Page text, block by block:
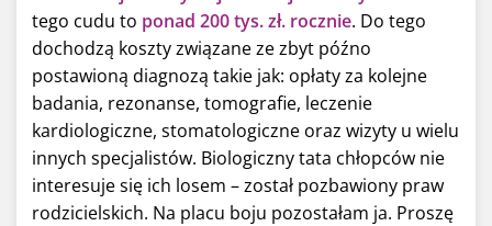
tego cudu to ponad 200 tys. zł. rocznie. Do tego
dochodzą koszty związane ze zbyt późno
postawioną diagnozą takie jak: opłaty za kolejne
badania, rezonanse, tomografie, leczenie
kardiologiczne, stomatologiczne oraz wizyty u wielu
innych specjalistów. Biologiczny tata chłopców nie
interesuje się ich losem – został pozbawiony praw
rodzicielskich. Na placu boju pozostałam ja. Proszę